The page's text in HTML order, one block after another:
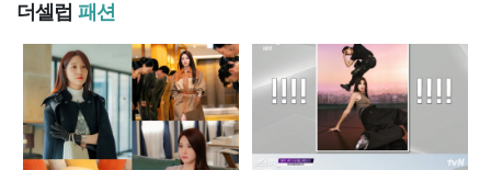
더셀럽 패션